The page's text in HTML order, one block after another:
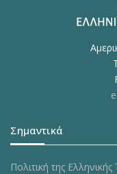
Σημαντικά
Πολιτική της